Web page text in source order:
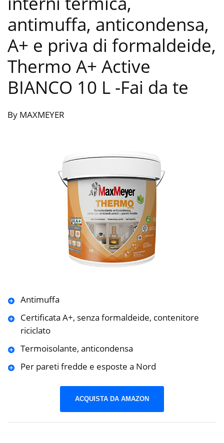
antimuffa, anticondensa,
A+ e priva di formaldeide,
Thermo A+ Active
BIANCO 10 L -Fai da te
By MAXMEYER
Antimuffa
Certificata A+, senza formaldeide, contenitore
riciclato
Termoisolante, anticondensa
Per pareti fredde e esposte a Nord
ACQUISTA DA AMAZON